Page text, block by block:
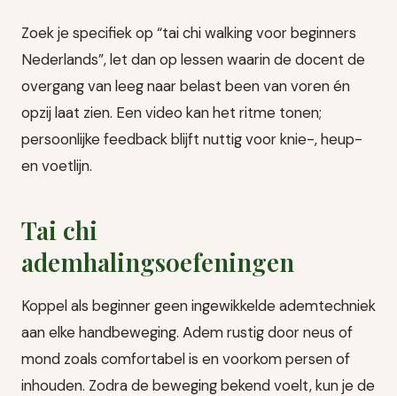
Zoek je specifiek op “tai chi walking voor beginners
Nederlands”, let dan op lessen waarin de docent de
overgang van leeg naar belast been van voren én
opzij laat zien. Een video kan het ritme tonen;
persoonlijke feedback blijft nuttig voor knie-, heup-
en voetlijn.
Tai chi
ademhalingsoefeningen
Koppel als beginner geen ingewikkelde ademtechniek
aan elke handbeweging. Adem rustig door neus of
mond zoals comfortabel is en voorkom persen of
inhouden. Zodra de beweging bekend voelt, kun je de